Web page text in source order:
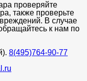
проверяйте
также проверьте
В случае
к нам по
8(495)764-90-77